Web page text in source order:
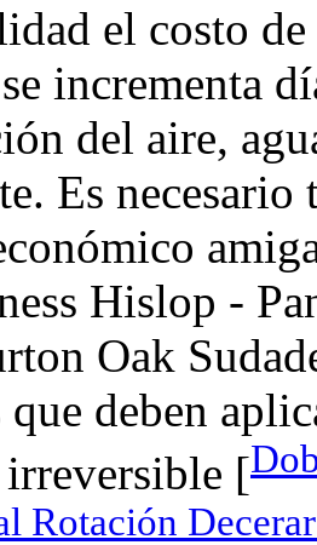
el costo
incrementa
del aire,
Es
Hislop -
Oak
deben
irreversible [
Rotación